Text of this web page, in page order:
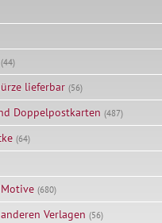
(44)
lieferbar (56)
Doppelpostkarten (487)
(64)
(680)
Verlagen (56)